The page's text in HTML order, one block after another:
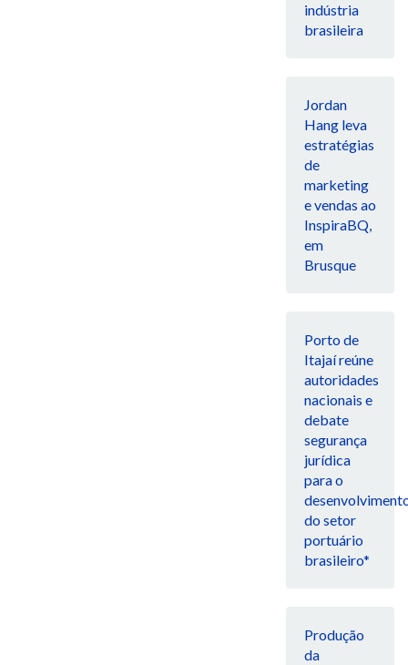
indústria
brasileira
Jordan
Hang leva
estratégias
de
marketing
e vendas ao
InspiraBQ,
em
Brusque
Porto de
Itajaí reúne
autoridades
nacionais e
debate
segurança
jurídica
para o
do setor
portuário
brasileiro*
Produção
da